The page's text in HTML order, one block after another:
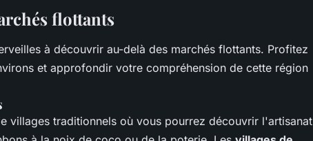
flottants
à découvrir au-delà des marchés flottants. Profitez
et approfondir votre compréhension de cette région
villages traditionnels où vous pourrez découvrir l'artisanat